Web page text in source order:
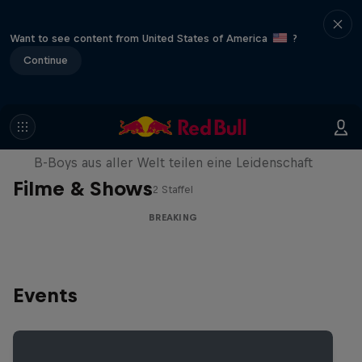
Want to see content from United States of America
?
Continue
Filme & Shows
Break'n Reality
B-Boys aus aller Welt teilen eine Leidenschaft
2 Staffel
BREAKING
Events